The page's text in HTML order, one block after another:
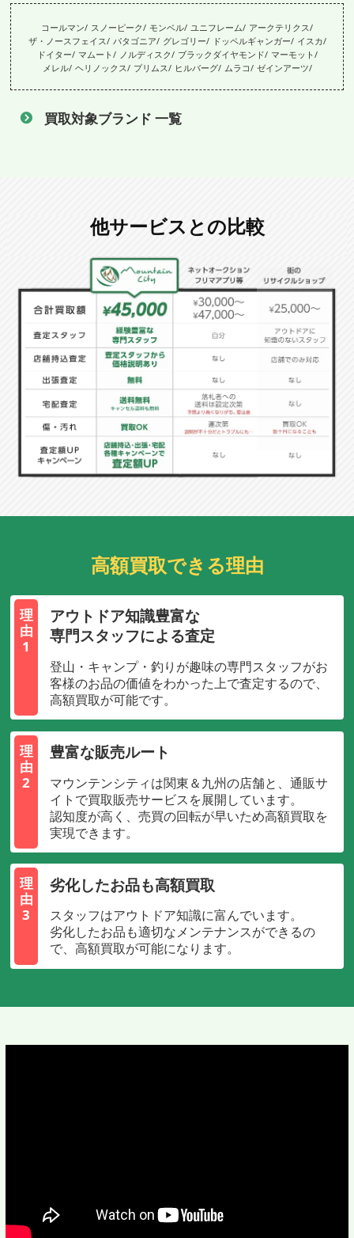
コールマン スノーピーク モンベル ユニフレーム
アークテリクス
ザ・ノースフェイス パタゴニア グレゴリー ドッペルギャンガー
イスカ
ドイター
マムート ノルディスク ブラックダイヤモンド
マーモット
メレル ヘリノックス プリムス ヒルバーグ ムラコ ゼインアーツ
買取対象ブランド 一覧
他サービスとの比較
高額買取できる理由
理
由
1
アウトドア知識豊富な
専門スタッフによる査定
登山・キャンプ・釣りが趣味の専門スタッフがお
客様のお品の価値をわかった上で査定するので、
高額買取が可能です。
理
由
2
豊富な販売ルート
マウンテンシティは関東＆九州の店舗と、通販サ
イトで買取販売サービスを展開しています。
認知度が高く、売買の回転が早いため高額買取を
実現できます。
理
由
3
劣化したお品も高額買取
スタッフはアウトドア知識に富んでいます。
劣化したお品も適切なメンテナンスができるの
で、高額買取が可能になります。